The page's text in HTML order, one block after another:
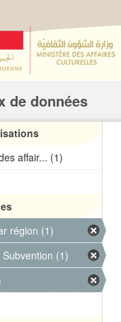
de données
affair... (1)
région (1)
(1)